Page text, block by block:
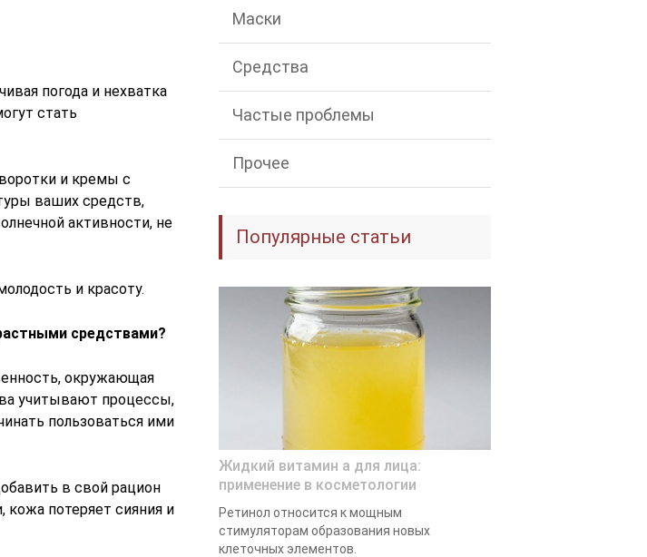
погода и нехватка
стать
и кремы с
ваших средств,
активности, не
и красоту.
средствами?
окружающая
учитывают процессы,
пользоваться ими
в свой рацион
потеряет сияния и
Маски
Средства
Частые проблемы
Прочее
Популярные статьи
Жидкий витамин а для лица:
применение в косметологии
Ретинол относится к мощным
стимуляторам образования новых
клеточных элементов.